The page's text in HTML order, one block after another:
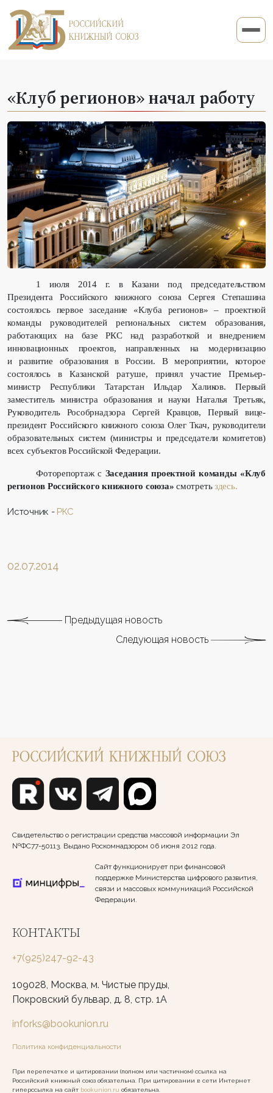
«Клуб регионов» начал работу
1 июля 2014 г. в Казани под председательством
Президента Российского книжного союза Сергея Степашина
состоялось первое заседание «Клуба регионов» – проектной
команды руководителей региональных систем образования,
работающих на базе РКС над разработкой и внедрением
инновационных проектов, направленных на модернизацию
и развитие образования в России. В мероприятии, которое
состоялось в Казанской ратуше, принял участие Премьер-
министр Республики Татарстан Ильдар Халиков. Первый
заместитель министра образования и науки Наталья Третьяк,
Руководитель Рособрнадзора Сергей Кравцов, Первый вице-
президент Российского книжного союза Олег Ткач, руководители
образовательных систем (министры и председатели комитетов)
всех субъектов Российской Федерации.
Фоторепортаж с Заседания проектной команды «Клуб
регионов Российского книжного союза»смотретьздесь.
Источник - РКС
02.07.2014
Предыдущая новость
Следующая новость
Свидетельство о регистрации средства массовой информации Эл
№ФС77-50113. Выдано Роскомнадзором 06 июня 2012 года.
Сайт функционирует при финансовой
поддержке Министерства цифрового развития,
связи и массовых коммуникаций Российской
Федерации.
КОНТАКТЫ
+7(925)247-92-43
109028, Москва, м. Чистые пруды,
Покровский бульвар, д. 8, стр. 1А
inforks@bookunion.ru
Политика конфиденциальности
При перепечатке и цитировании (полном или частичном) ссылка на
Российский книжный союз обязательна. При цитировании в сети Интернет
гиперссылка на сайт bookunion.ru обязательна.